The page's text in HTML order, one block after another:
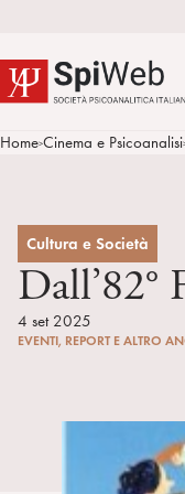
Home>Cinema e Psicoanalisi
Cultura e Società
Dall’82°
4 set 2025
EVENTI, REPORT E ALTRO